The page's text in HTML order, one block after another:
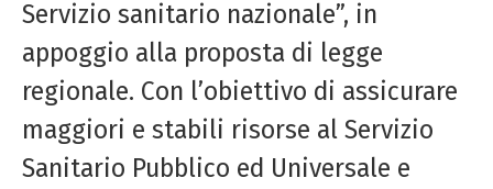
Servizio sanitario nazionale”, in
appoggio alla proposta di legge
regionale. Con l’obiettivo di assicurare
maggiori e stabili risorse al Servizio
Sanitario Pubblico ed Universale e